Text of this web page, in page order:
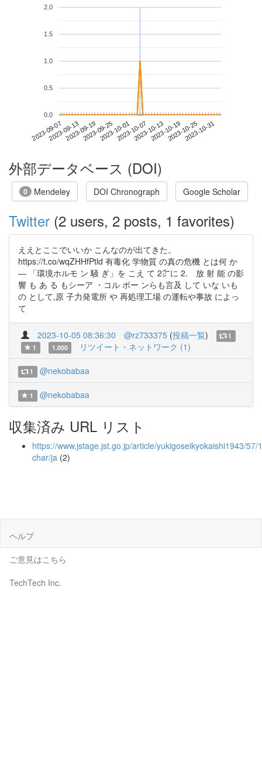
2023-09-072023-09-132023-09-192023-09-252023-10-012023-10-072023-10-132023-10-192023-10-252023-10-31
0.0
0.5
1.0
1.5
2.0
外部データベース (DOI)
0 Mendeley DOI Chronograph Google Scholar
Twitter (2 users, 2 posts, 1 favorites)
ええとここでいいか こんなのが出てきた。
https://t.co/wqZHHfPtld 有毒化 学物質 の真の危機 とは何 か
― 「環境ホルモ ン 騒 ぎ」を こえ て 2㌻に 2. 放 射 能 の影
響 も あ る もシーア ・コル ポー ンらも言及 して いな いも
の として,原 子力発電所 や 再処理工場 の運転や事故 によっ
て
2023-10-05 08:36:30 @rz733375 (投稿一覧)
1
1
1.000 リツイート・ネットワーク (1)
1 @nekobabaa
1 @nekobabaa
収集済み URL リスト
https://www.jstage.jst.go.jp/article/yukigoseikyokaishi1943/
char/ja (2)
ヘルプ
ご意見はこちら
TechTech Inc.